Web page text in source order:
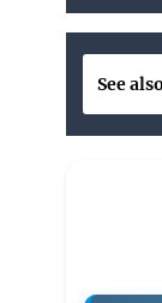
See